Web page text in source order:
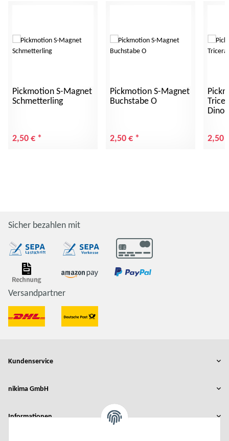
Pickmotion S-Magnet
Schmetterling
2,50 € *
Pickmotion S-Magnet
Buchstabe O
2,50 € * 2,50
Sicher bezahlen mit
Versandpartner
Kundenservice
nikima GmbH
Informationen